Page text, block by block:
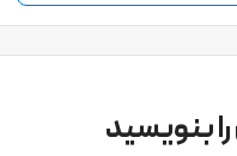
بنویسید